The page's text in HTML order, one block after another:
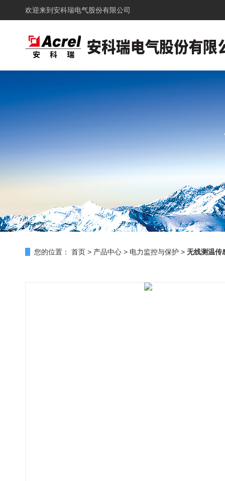
欢迎来到 安科瑞电气股份有限公司
您的位置： 首页 > 产品中心 > 电力监控与保护 > 无线测温传